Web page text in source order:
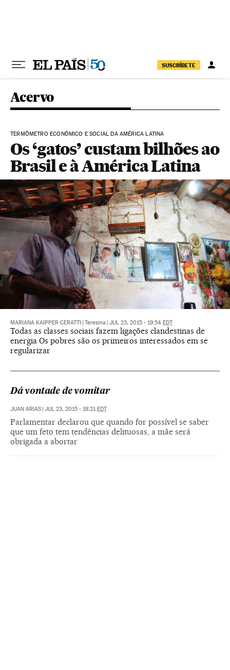
SUSCRÍBETE
Acervo
TERMÔMETRO ECONÔMICO E SOCIAL DA AMÉRICA LATINA
Os ‘gatos’ custam bilhões ao
Brasil e à América Latina
MARIANA KAIPPER CERATTI Teresina JUL 23, 2015 - 19:54 EDT
Todas as classes sociais fazem ligações clandestinas de
energia Os pobres são os primeiros interessados em se
regularizar
Dá vontade de vomitar
JUAN ARIAS JUL 23, 2015 - 18:21 EDT
Parlamentar declarou que quando for possível se saber
que um feto tem tendências delituosas, a mãe será
obrigada a abortar